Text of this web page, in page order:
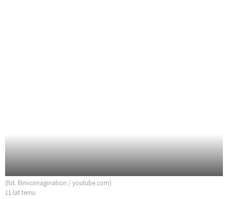
(fot. filmicimagination / youtube.com)
11 lat temu